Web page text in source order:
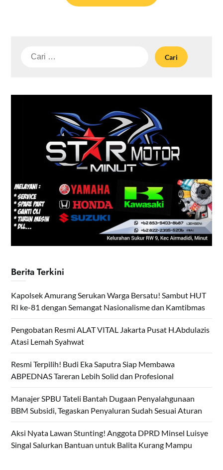
Cari
Berita Terkini
Kapolsek Amurang Serukan Warga Bersatu! Sambut HUT
RI ke-81 dengan Semangat Nasionalisme dan Kamtibmas
Pengobatan Resmi ALAT VITAL Jakarta Pusat H.Abdulazis
Atasi Lemah Syahwat
Resmi Terpilih! Budi Eka Saputra Siap Membawa
ABPEDNAS Tareran Lebih Solid dan Profesional
Manajer SPBU Tateli Bantah Dugaan Penyalahgunaan
BBM Subsidi, Tegaskan Penyaluran Sudah Sesuai Aturan
Aksi Nyata Lawan Stunting! Anggota DPRD Minsel Luisye
Singal Salurkan Bantuan untuk Balita Kurang Mampu